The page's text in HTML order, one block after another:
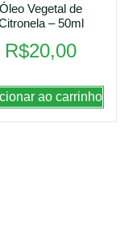
Óleo Vegetal de
– 50ml
R$20,00
ao carrinho